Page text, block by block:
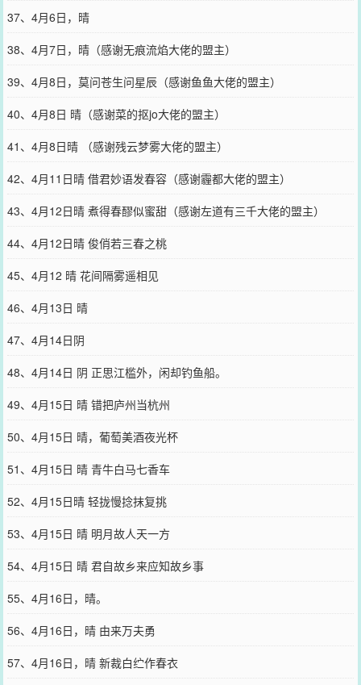
37、4月6日，晴
38、4月7日，晴（感谢无痕流焰大佬的盟主）
39、4月8日，莫问苍生问星辰（感谢鱼鱼大佬的盟主）
40、4月8日 晴（感谢菜的抠jo大佬的盟主）
41、4月8日晴 （感谢残云梦雾大佬的盟主）
42、4月11日晴 借君妙语发春容（感谢霾都大佬的盟主）
43、4月12日晴 煮得春醪似蜜甜（感谢左道有三千大佬的盟主）
44、4月12日晴 俊俏若三春之桃
45、4月12 晴 花间隔雾遥相见
46、4月13日 晴
47、4月14日阴
48、4月14日 阴 正思江槛外，闲却钓鱼船。
49、4月15日 晴 错把庐州当杭州
50、4月15日 晴，葡萄美酒夜光杯
51、4月15日 晴 青牛白马七香车
52、4月15日晴 轻拢慢捻抹复挑
53、4月15日 晴 明月故人天一方
54、4月15日 晴 君自故乡来应知故乡事
55、4月16日，晴。
56、4月16日，晴 由来万夫勇
57、4月16日，晴 新裁白纻作春衣